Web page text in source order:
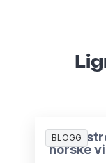
BLOGG
5
norske